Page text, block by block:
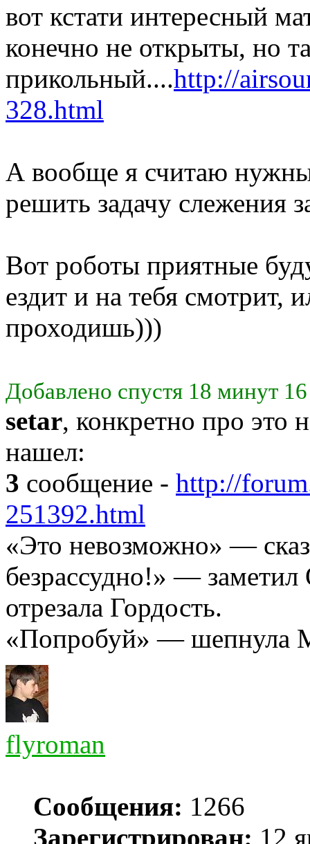
вот кстати интересный
конечно не открыты, но
прикольный....http://
328.html
А вообще я считаю
решить задачу слежения
Вот роботы приятные
ездит и на тебя смотрит,
проходишь)))
Добавлено спустя 18 минут
setar, конкретно про это
нашел:
3 сообщение - http://
251392.html
«Это невозможно» —
безрассудно!» —
отрезала Гордость.
«Попробуй» — шепнула
flyroman
Сообщения: 1266
Зарегистрирован: 12